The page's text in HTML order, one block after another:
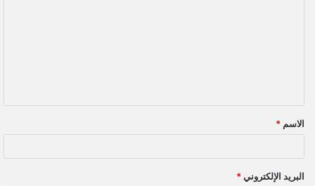
ق
*
الاسم *
البريد الإلكتروني *